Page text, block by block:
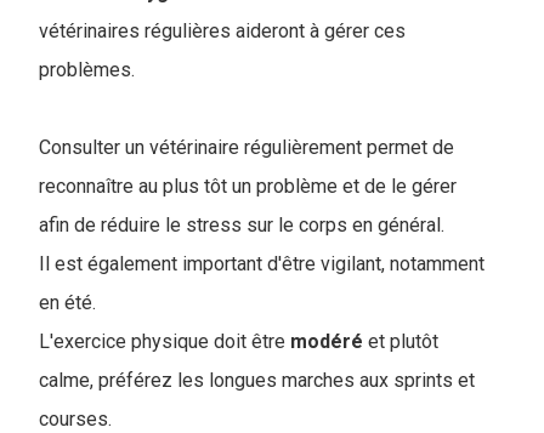
vétérinaires régulières aideront à gérer ces
problèmes.
Consulter un vétérinaire régulièrement permet de
reconnaître au plus tôt un problème et de le gérer
afin de réduire le stress sur le corps en général.
Il est également important d'être vigilant, notamment
en été.
L'exercice physique doit être modéré et plutôt
calme, préférez les longues marches aux sprints et
courses.